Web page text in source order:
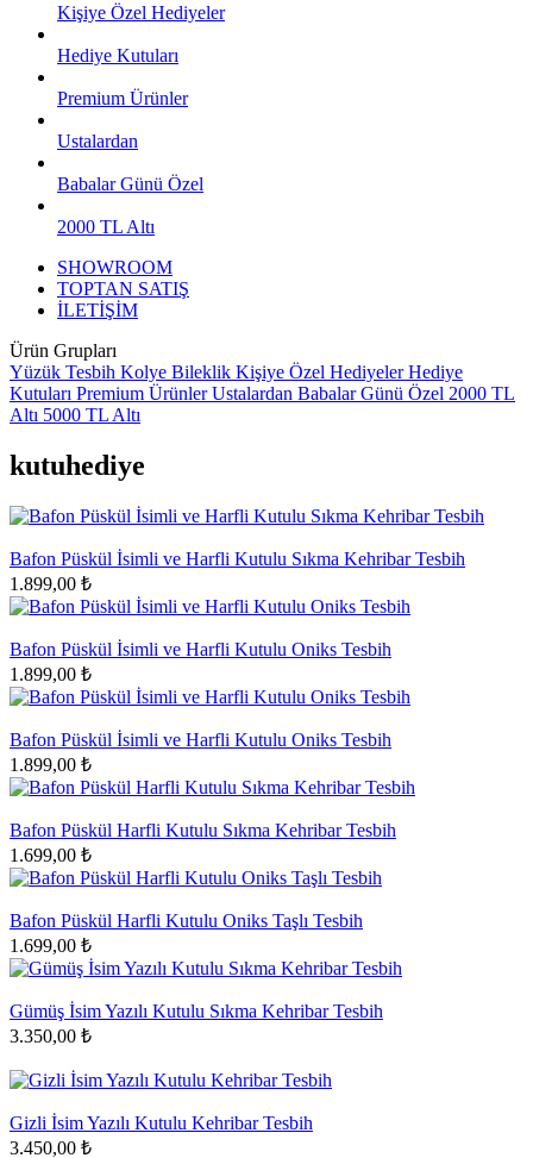
Kişiye Özel Hediyeler
Hediye Kutuları
Premium Ürünler
Ustalardan
Babalar Günü Özel
2000 TL Altı
SHOWROOM
TOPTAN SATIŞ
İLETİŞİM
Ürün Grupları
Yüzük Tesbih Kolye Bileklik Kişiye Özel Hediyeler Hediye
Kutuları Premium Ürünler Ustalardan Babalar Günü Özel 2000 TL
Altı 5000 TL Altı
kutuhediye
Bafon Püskül İsimli ve Harfli Kutulu Sıkma Kehribar Tesbih
1.899,00 ₺
Bafon Püskül İsimli ve Harfli Kutulu Oniks Tesbih
1.899,00 ₺
Bafon Püskül İsimli ve Harfli Kutulu Oniks Tesbih
1.899,00 ₺
Bafon Püskül Harfli Kutulu Sıkma Kehribar Tesbih
1.699,00 ₺
Bafon Püskül Harfli Kutulu Oniks Taşlı Tesbih
1.699,00 ₺
Gümüş İsim Yazılı Kutulu Sıkma Kehribar Tesbih
3.350,00 ₺
Gizli İsim Yazılı Kutulu Kehribar Tesbih
3.450,00 ₺